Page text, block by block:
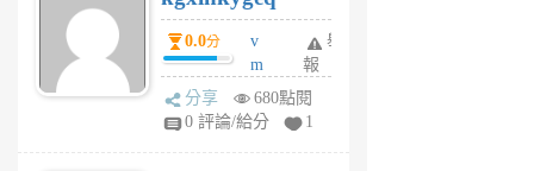
個
月
前
0.0分
v
m
sg
sr
舉
報
分享
680點閱
0 評論/給分
1